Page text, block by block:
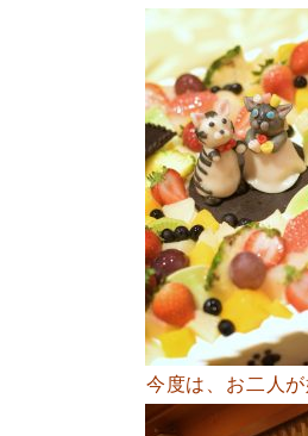
今度は、お二人